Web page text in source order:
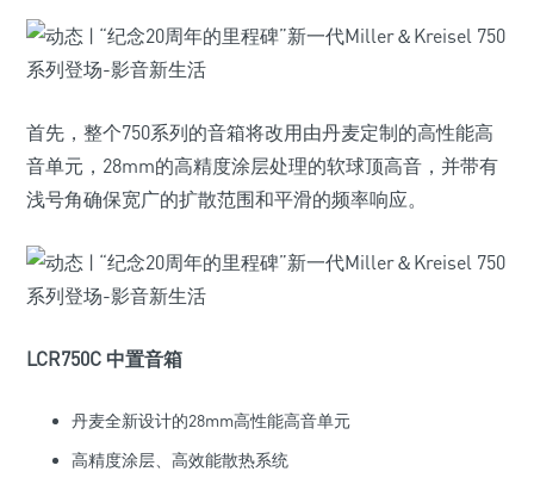
首先，整个750系列的音箱将改用由丹麦定制的高性能高
音单元，28mm的高精度涂层处理的软球顶高音，并带有
浅号角确保宽广的扩散范围和平滑的频率响应。
LCR750C 中置音箱
丹麦全新设计的28mm高性能高音单元
高精度涂层、高效能散热系统